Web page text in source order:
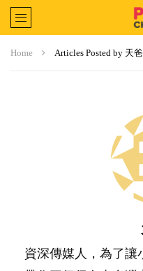
Home Articles Posted by 天爸
資深傳媒人，為了讓